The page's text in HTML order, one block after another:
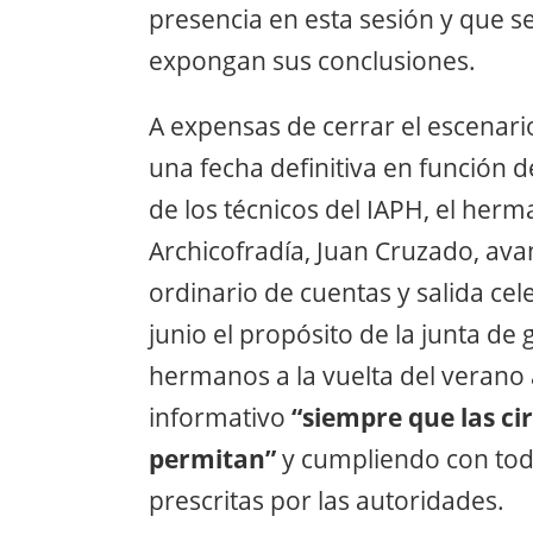
presencia en esta sesión y que
expongan sus conclusiones.
A expensas de cerrar el
una fecha definitiva en función
de los técnicos del IAPH, el
Archicofradía, Juan Cruzado,
ordinario de cuentas y salida
junio el propósito de la junta de
hermanos a la vuelta del
informativo “siempre que las
permitan”y cumpliendo con
prescritas por las autoridades.